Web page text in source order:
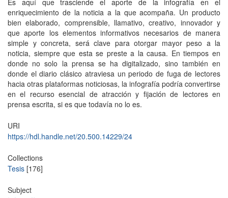
Es aquí que trasciende el aporte de la infografía en el
enriquecimiento de la noticia a la que acompaña. Un producto
bien elaborado, comprensible, llamativo, creativo, innovador y
que aporte los elementos informativos necesarios de manera
simple y concreta, será clave para otorgar mayor peso a la
noticia, siempre que esta se preste a la causa. En tiempos en
donde no solo la prensa se ha digitalizado, sino también en
donde el diario clásico atraviesa un periodo de fuga de lectores
hacia otras plataformas noticiosas, la infografía podría convertirse
en el recurso esencial de atracción y fijación de lectores en
prensa escrita, si es que todavía no lo es.
URI
https://hdl.handle.net/20.500.14229/24
Collections
Tesis [176]
Subject